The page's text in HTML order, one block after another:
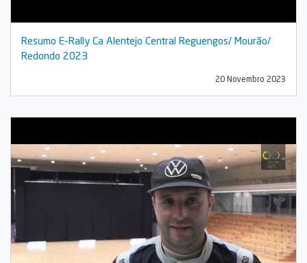
Resumo E-Rally Ca Alentejo Central Reguengos/ Mourão/
Redondo 2023
20 Novembro 2023